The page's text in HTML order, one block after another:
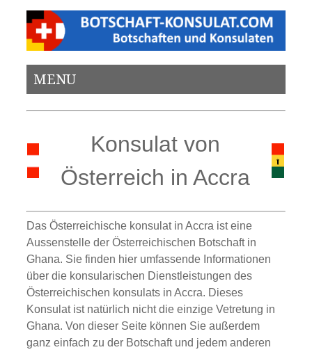
MENU
Konsulat von
Österreich in Accra
Das Österreichische konsulat in Accra ist eine
Aussenstelle der Österreichischen Botschaft in
Ghana. Sie finden hier umfassende Informationen
über die konsularischen Dienstleistungen des
Österreichischen konsulats in Accra. Dieses
Konsulat ist natürlich nicht die einzige Vetretung in
Ghana. Von dieser Seite können Sie außerdem
ganz einfach zu der Botschaft und jedem anderen